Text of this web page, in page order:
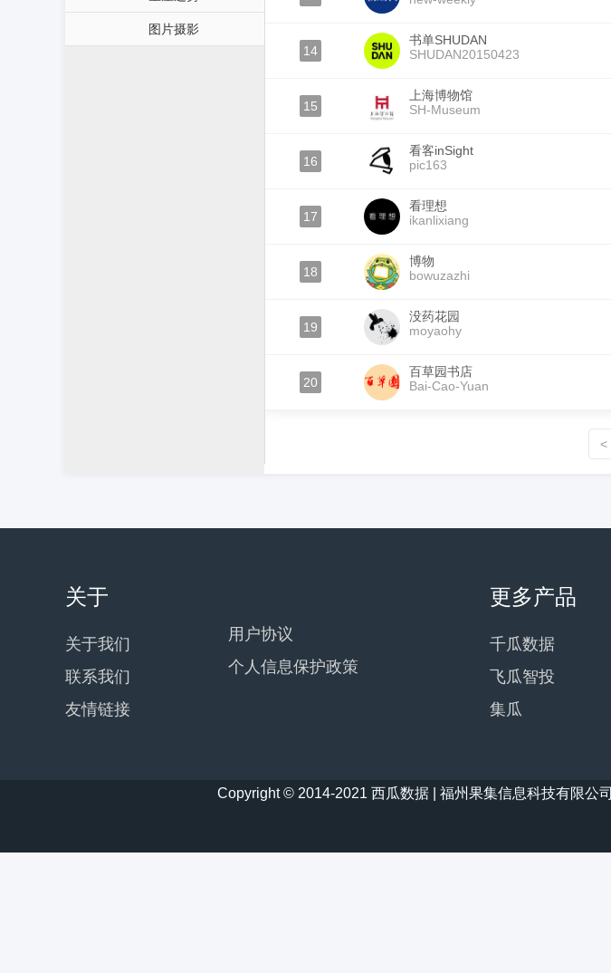
图片摄影
14
书单SHUDAN
SHUDAN20150423
15
上海博物馆
SH-Museum
16
看客inSight
pic163
17
看理想
ikanlixiang
18
博物
bowuzazhi
19
没药花园
moyaohy
20
百草园书店
Bai-Cao-Yuan
<
关于
关于我们
联系我们
友情链接
用户协议
个人信息保护政策
更多产品
千瓜数据
飞瓜智投
集瓜
Copyright © 2014-2021 西瓜数据 | 福州果集信息科技有限公司